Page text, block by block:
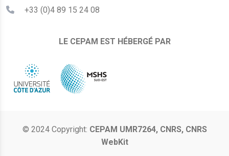
+33 (0)4 89 15 24 08
LE CEPAM EST HÉBERGÉ PAR
© 2024 Copyright: CEPAM UMR7264, CNRS, CNRS
WebKit